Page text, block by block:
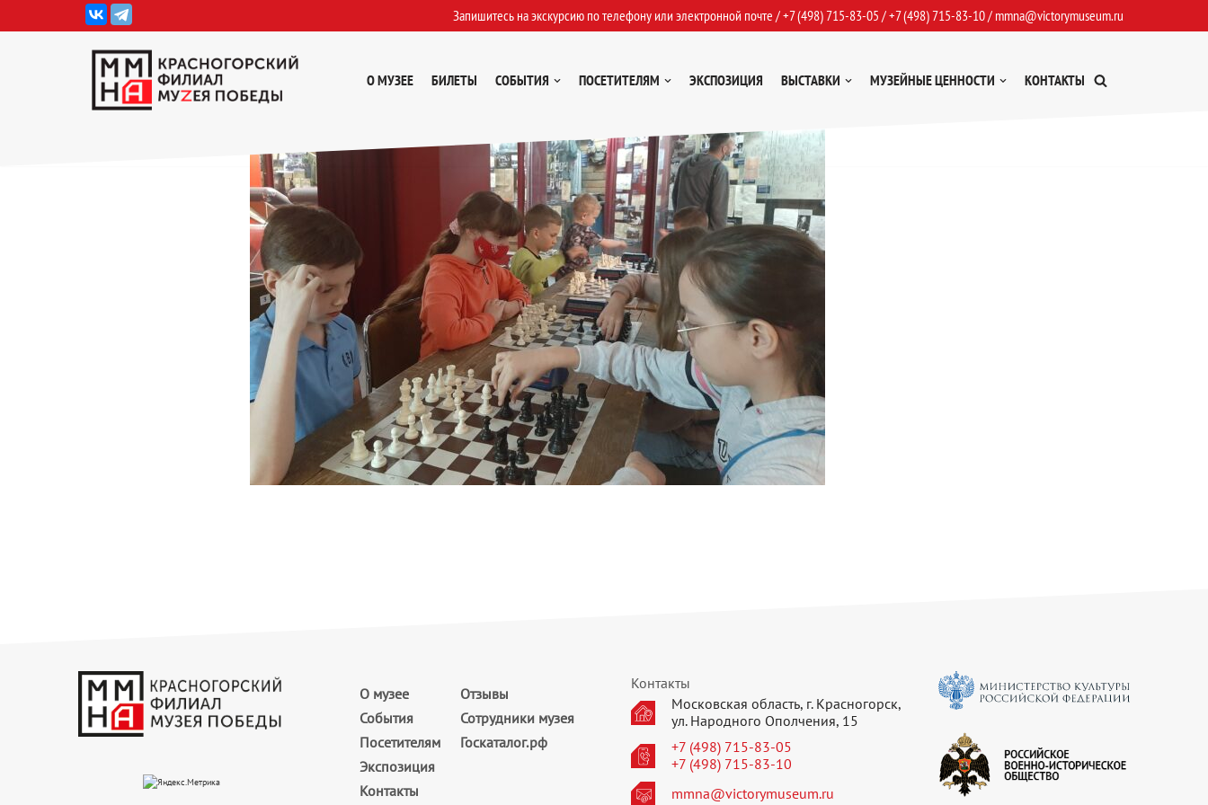
Запишитесь на экскурсию по телефону или электронной почте /+7 (498) 715-83-05 /+7 (498) 715-83-10/ mmna@victorymuseum.ru
О МУЗЕЕ БИЛЕТЫ СОБЫТИЯ ПОСЕТИТЕЛЯМ ЭКСПОЗИЦИЯ ВЫСТАВКИ МУЗЕЙНЫЕ ЦЕННОСТИ КОНТАКТЫ
О музее
События
Посетителям
Экспозиция
Контакты
Отзывы
Сотрудники музея
Госкаталог.рф
Контакты
Московская область, г. Красногорск,
ул. Народного Ополчения, 15
+7 (498) 715-83-05
+7 (498) 715-83-10
mmna@victorymuseum.ru